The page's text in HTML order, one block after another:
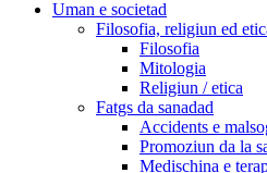
Uman e societad
Filosofia, religiun ed
Filosofia
Mitologia
Religiun / etica
Fatgs da sanadad
Accidents e
Promoziun da la
Medischina e